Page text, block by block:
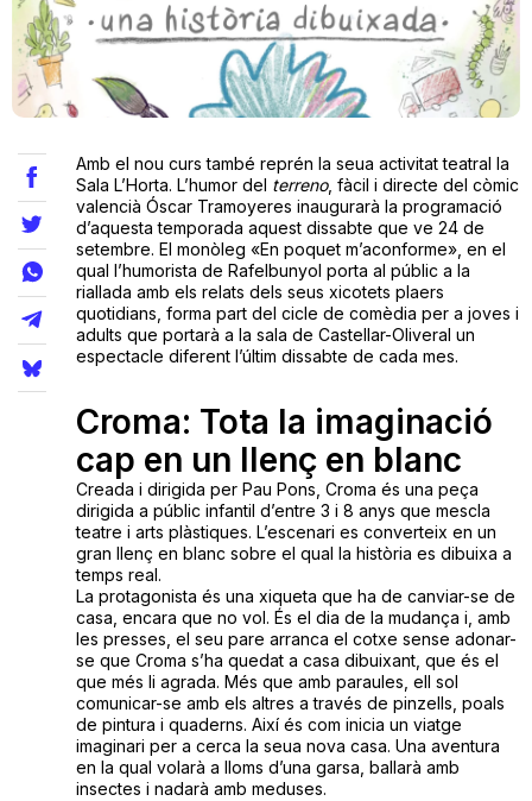
Internet
Opinió
La Llista
Llocs
Amb el nou curs també reprén la seua activitat teatral la
Sala L’Horta. L’humor del terreno, fàcil i directe del còmic
valencià Óscar Tramoyeres inaugurarà la programació
d’aquesta temporada aquest dissabte que ve 24 de
setembre. El monòleg «En poquet m’aconforme», en el
qual l’humorista de Rafelbunyol porta al públic a la
riallada amb els relats dels seus xicotets plaers
quotidians, forma part del cicle de comèdia per a joves i
adults que portarà a la sala de Castellar-Oliveral un
espectacle diferent l’últim dissabte de cada mes.
Croma: Tota la imaginació
cap en un llenç en blanc
Creada i dirigida per Pau Pons, Croma és una peça
dirigida a públic infantil d’entre 3 i 8 anys que mescla
teatre i arts plàstiques. L’escenari es converteix en un
gran llenç en blanc sobre el qual la història es dibuixa a
temps real.
La protagonista és una xiqueta que ha de canviar-se de
casa, encara que no vol. És el dia de la mudança i, amb
les presses, el seu pare arranca el cotxe sense adonar-
se que Croma s’ha quedat a casa dibuixant, que és el
que més li agrada. Més que amb paraules, ell sol
comunicar-se amb els altres a través de pinzells, poals
de pintura i quaderns. Així és com inicia un viatge
imaginari per a cerca la seua nova casa. Una aventura
en la qual volarà a lloms d’una garsa, ballarà amb
insectes i nadarà amb meduses.